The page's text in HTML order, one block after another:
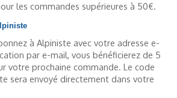
les commandes supérieures à 50€.
à Alpiniste avec votre adresse e-
par e-mail, vous bénéficierez de 5
votre prochaine commande. Le code
sera envoyé directement dans votre